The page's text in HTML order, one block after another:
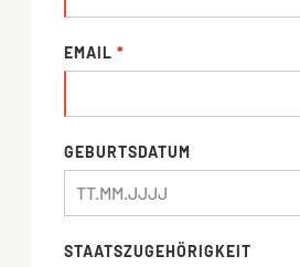
EMAIL *
GEBURTSDATUM
STAATSZUGEHÖRIGKEIT